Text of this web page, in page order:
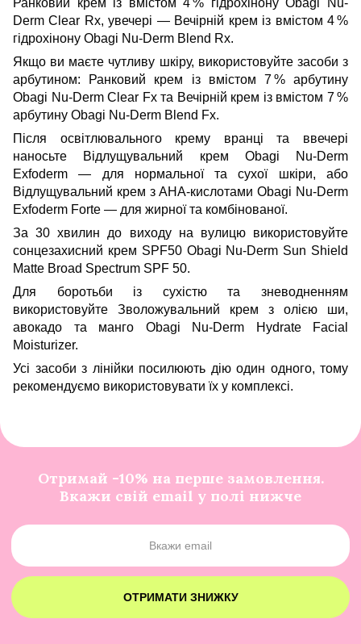
Derm Clear Rx, увечері — Вечірній крем із вмістом 4 %
гідрохінону Obagi Nu-Derm Blend Rx.
Якщо ви маєте чутливу шкіру, використовуйте засоби з
арбутином:
Ранковий крем із вмістом 7 % арбутину
Obagi Nu-Derm Clear Fxта Вечірній крем із вмістом 7 %
арбутину Obagi Nu-Derm Blend Fx.
Після освітлювального крему вранці та ввечері
наносьте
Відлущувальний крем Obagi Nu-Derm
Exfoderm — для нормальної та сухої шкіри, або
Відлущувальний крем з AHA-кислотами Obagi Nu-Derm
Exfoderm Forte — для жирної та комбінованої.
За 30 хвилин до виходу на вулицю використовуйте
сонцезахисний крем SPF50 Obagi Nu-Derm Sun Shield
Matte Broad Spectrum SPF 50.
Для боротьби із сухістю та зневодненням
використовуйте Зволожувальний крем з олією ши,
авокадо та манго Obagi Nu-Derm Hydrate Facial
Moisturizer.
Усі засоби з лінійки посилюють дію один одного, тому
рекомендуємо використовувати їх у комплексі.
Отримай -10% на перше замовлення.
Вкажи свій email у полі нижче
ОТРИМАТИ ЗНИЖКУ